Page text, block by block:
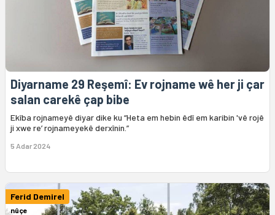
Diyarname 29 Reşemî: Ev rojname wê her ji çar
salan carekê çap bibe
Ekîba rojnameyê diyar dike ku “Heta em hebin êdî em karibin 'vê rojê
ji xwe re’ rojnameyekê derxînin.”
5 Adar 2024
Ferid Demirel
nûçe